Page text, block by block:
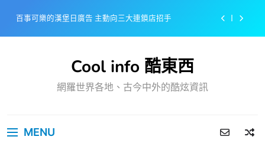
content
百事可樂的漢堡日廣告 主動向三大連鎖店招手
戴著金牌的醬油瓶 市佔率第一的龜甲萬廣告
感動落淚也笑到流淚的斷髮式
Cool info 酷東西
網羅世界各地、古今中外的酷炫資訊
MENU